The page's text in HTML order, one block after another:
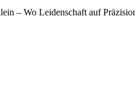
– Wo Leidenschaft auf